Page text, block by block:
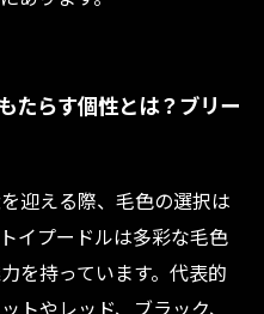
たらす個性とは？ブリー
迎える際、毛色の選択は
イプードルは多彩な毛色
を持っています。代表的
トやレッド、ブラック、